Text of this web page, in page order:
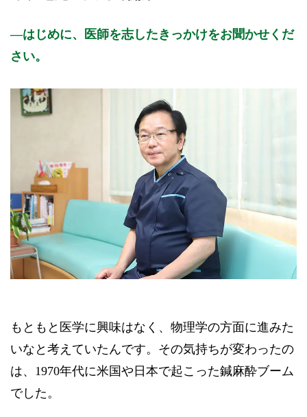
はじめに、医師を志したきっかけをお聞かせくだ
さい。
もともと医学に興味はなく、物理学の方面に進みた
いなと考えていたんです。その気持ちが変わったの
は、1970年代に米国や日本で起こった鍼麻酔ブーム
でした。